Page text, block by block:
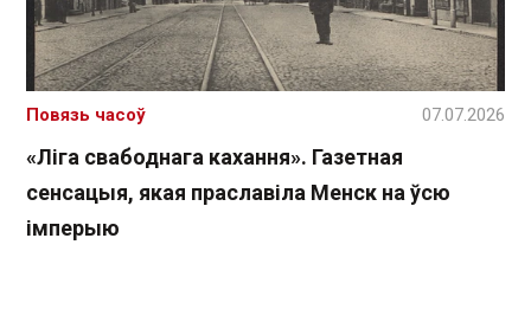
«Ліга свабоднага кахання». Газетная
сенсацыя, якая праславіла Менск на ўсю
імперыю
Повязь часоў 07.07.2026